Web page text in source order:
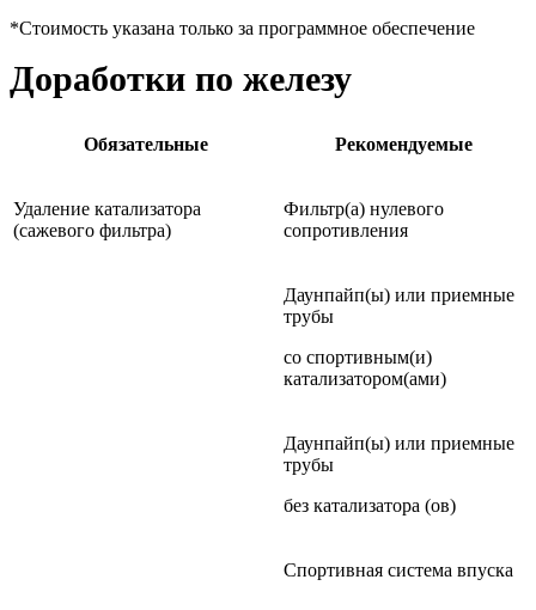
*Стоимость указана только за программное обеспечение
Доработки по железу
Обязательные Рекомендуемые
Удаление катализатора
(сажевого фильтра)
Фильтр(а) нулевого
сопротивления
Даунпайп(ы) или приемные
трубы
со спортивным(и)
катализатором(ами)
Даунпайп(ы) или приемные
трубы
без катализатора (ов)
Спортивная система впуска